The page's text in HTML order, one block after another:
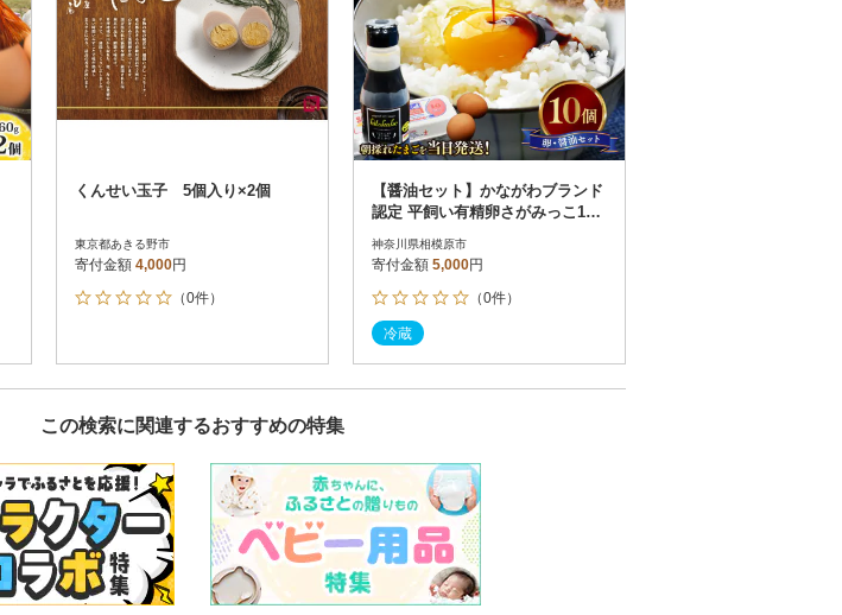
くんせい玉子 5個入り×2個
東京都あきる野市
寄付金額 4,000円
（0件）
【醤油セット】かながわブランド
認定 平飼い有精卵さがみっこ10
け1本
神奈川県相模原市
寄付金額 5,000円
（0件）
冷蔵
この検索に関連するおすすめの特集